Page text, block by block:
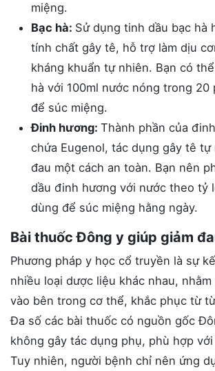
miệng.
Bạc hà: Sử dụng tinh dầu bạc hà
tính chất gây tê, hỗ trợ làm dịu
kháng khuẩn tự nhiên. Bạn có
hà với 100ml nước nóng trong 20
để súc miệng.
Đinh hương: Thành phần của
chứa Eugenol, tác dụng gây tê tự
đau một cách an toàn. Bạn nên
dầu đinh hương với nước theo tỷ
dùng để súc miệng hằng ngày.
Bài thuốc Đông y giúp giảm
Phương pháp y học cổ truyền là sự
nhiều loại dược liệu khác nhau,
vào bên trong cơ thể, khắc phục từ
Đa số các bài thuốc có nguồn gốc
không gây tác dụng phụ, phù hợp
Tuy nhiên, người bệnh chỉ nên ứng